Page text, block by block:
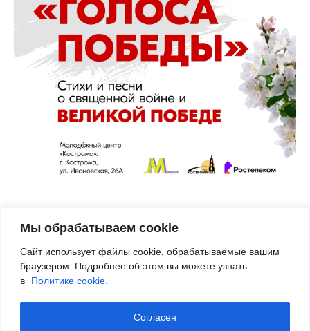
Мы обрабатываем cookie
Сайт использует файлы cookie, обрабатываемые вашим
браузером. Подробнее об этом вы можете узнать
в
Политике cookie.
Согласен
VKTwitter
Pinterest
Odnoklassniki
Mail.Ru
LiveJournal
Viber
КОСТРОМАТУРС